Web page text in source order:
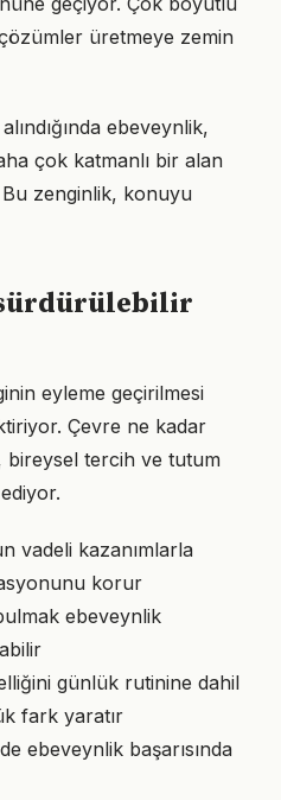
üretmeye zemin
ebeveynlik,
çok katmanlı bir alan
Bu zenginlik, konuyu
eyleme geçirilmesi
Çevre ne kadar
bireysel tercih ve tutum
vadeli kazanımlarla
korur
ebeveynlik
günlük rutinine dahil
fark yaratır
ebeveynlik başarısında